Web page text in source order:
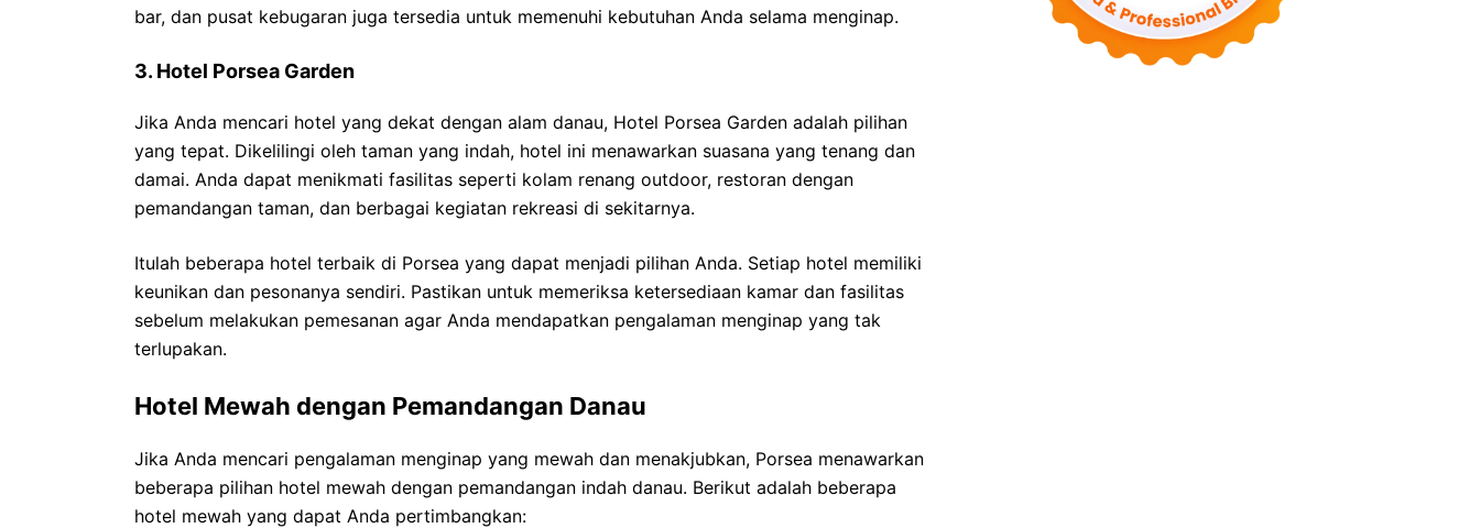
bar, dan pusat kebugaran juga tersedia untuk memenuhi kebutuhan Anda selama menginap.
3. Hotel Porsea Garden
Jika Anda mencari hotel yang dekat dengan alam danau, Hotel Porsea Garden adalah pilihan
yang tepat. Dikelilingi oleh taman yang indah, hotel ini menawarkan suasana yang tenang dan
damai. Anda dapat menikmati fasilitas seperti kolam renang outdoor, restoran dengan
pemandangan taman, dan berbagai kegiatan rekreasi di sekitarnya.
Itulah beberapa hotel terbaik di Porsea yang dapat menjadi pilihan Anda. Setiap hotel memiliki
keunikan dan pesonanya sendiri. Pastikan untuk memeriksa ketersediaan kamar dan fasilitas
sebelum melakukan pemesanan agar Anda mendapatkan pengalaman menginap yang tak
terlupakan.
Hotel Mewah dengan Pemandangan Danau
Jika Anda mencari pengalaman menginap yang mewah dan menakjubkan, Porsea menawarkan
beberapa pilihan hotel mewah dengan pemandangan indah danau. Berikut adalah beberapa
hotel mewah yang dapat Anda pertimbangkan: